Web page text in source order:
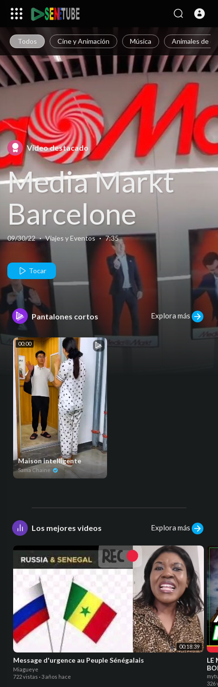
Todos Cine y Animación Música Animales de
Vídeo destacado
Media Markt
Barcelone
09/30/22 · Viajes y Eventos · 7:35
Tocar
Pantalones cortos Explora más
00:00
Maison intelligente
Sama Chaine
Los mejores videos Explora más
00:18:39
Message d'urgence au Peuple Sénégalais
Miagueye
722 vistas · 3 años hace
LE
326